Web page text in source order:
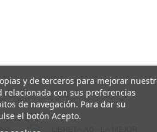
y de terceros para mejorar
con sus preferencias
de navegación. Para dar su
el botón Acepto.